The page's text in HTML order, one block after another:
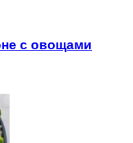
с овощами